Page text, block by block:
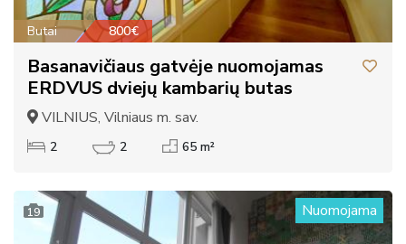
Butai 800€
Basanavičiaus gatvėje nuomojamas
ERDVUS dviejų kambarių butas
VILNIUS, Vilniaus m. sav.
2 2 65 m²
19 Nuomojama